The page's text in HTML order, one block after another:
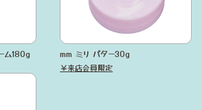
ム180g mm ミリ バター30g
￥来店会員限定